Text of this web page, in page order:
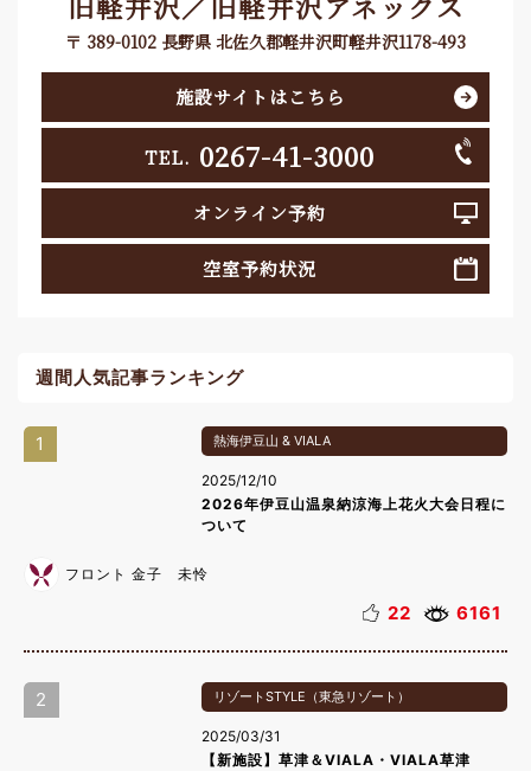
〒 389-0102 長野県 北佐久郡軽井沢町軽井沢1178-493
施設サイトはこちら
TEL. 0267-41-3000
オンライン予約
空室予約状況
週間人気記事ランキング
1 熱海伊豆山 & VIALA
2025/12/10
2026年伊豆山温泉納涼海上花火大会日程に
ついて
フロント 金子 未怜
22 6161
2 リゾートSTYLE（東急リゾート）
2025/03/31
【新施設】草津＆VIALA・VIALA草津